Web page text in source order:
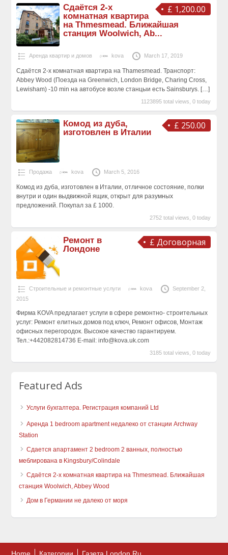
£ 1,200.00
Сдаётся 2-х
комнатная квартира
на Thmesmead. Ближайшая
станция Woolwich, Ab...
Аренда квартир и домов kova March 17, 2019
Сдаётся 2-х комнатная квартира на Thamesmead. Транспорт:
Abbey Wood (Поезда на Greenwich, London Bridge, Charing Cross,
Lewisham) -10 min на автобусе возле станцыи есть Sainsburys. […]
1123895 total views, 0 today
£ 250.00
Комод из дуба,
изготовлен в Италии
Продажа kova March 5, 2016
Комод из дуба, изготовлен в Италии, отличное состояние, полки
внутри и один выдвижной ящик, открыт для разумных
предложений. Покупал за £ 1000.
2752 total views, 0 today
£ Договорная
Ремонт в
Лондоне
Строительные и ремонтные услуги kova
September 2,
2015
Фирма KOVA предлагает услуги в сфере ремонтно- строительных
услуг: Ремонт елитных домов под ключ, Ремонт офисов, Монтаж
офисных перегородок. Высокое качество гарантируем.
Тел.:+442082814736 E-mail: info@kova.uk.com
3185 total views, 0 today
Featured Ads
Услуги бухгалтера. Регистрация компаний Ltd
Аренда 1 bedroom apartment недалеко от станции Archway
Station
Сдается апартамент 2 bedroom 2 ванных, полностью
меблирована в Kingsbury/Colindale
Сдаётся 2-х комнатная квартира на Thmesmead. Ближайшая
станция Woolwich, Abbey Wood
Дом в Германии не далеко от моря